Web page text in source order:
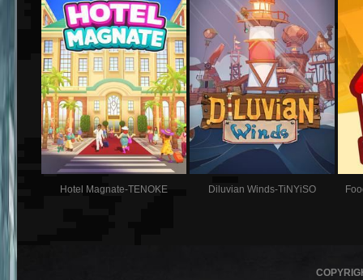
Hotel Magnate-TENOKE Diluvian Winds-TiNYiSO